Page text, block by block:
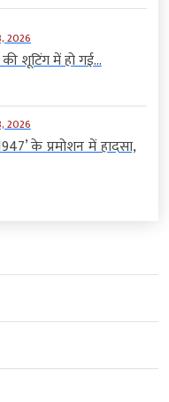
2026
शूटिंग में हो गई...
2026
के प्रमोशन में हादसा,